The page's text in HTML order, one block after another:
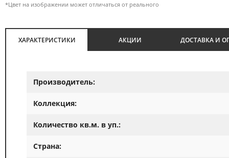
*Цвет на изображении может отличаться от реального
ХАРАКТЕРИСТИКИ АКЦИИ ДОСТАВКА И
Производитель:
Коллекция:
Количество кв.м. в уп.:
Страна: